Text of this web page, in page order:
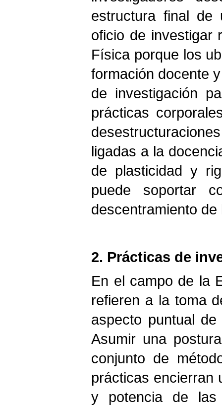
estructura final de
oficio de investigar
Física porque los
formación docente
de investigación
prácticas
ligadas a la
de plasticidad y
puede soportar
descentramiento
2. Prácticas de
En el campo de la
refieren a la toma
aspecto puntual
Asumir una
conjunto de
prácticas encierran
y potencia de las